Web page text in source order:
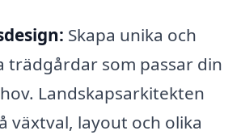
Skapa unika och
trädgårdar som passar din
Landskapsarkitekten
växtval, layout och olika